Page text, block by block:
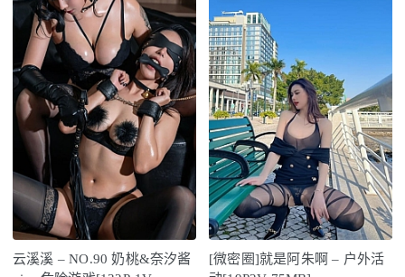
云溪溪 – NO.90 奶桃&奈汐酱
[微密圈]就是阿朱啊 – 户外活